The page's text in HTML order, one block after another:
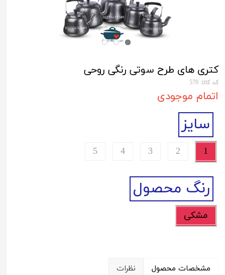
کتری های طرح سوتی رنگی روحی
کد کالا: 570
اتمام موجودی
سایز
1
2
3
4
5
رنگ محصول
مشکی
مشخصات محصول نظرات